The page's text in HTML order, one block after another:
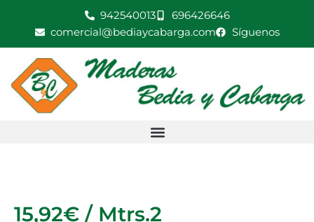
942540013
696426646
comercial@bediaycabarga.com
Síguenos
15,92€ / Mtrs.2